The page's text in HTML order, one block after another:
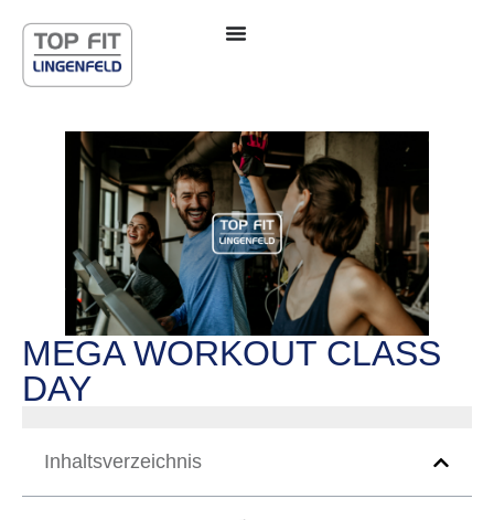
MEGA WORKOUT CLASS
DAY
Inhaltsverzeichnis